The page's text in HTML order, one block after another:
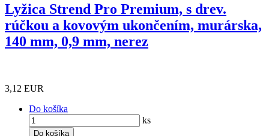
Lyžica Strend Pro Premium, s drev.
rúčkou a kovovým ukončením, murárska,
140 mm, 0,9 mm, nerez
3,12 EUR
Do košíka
ks
Do košíka